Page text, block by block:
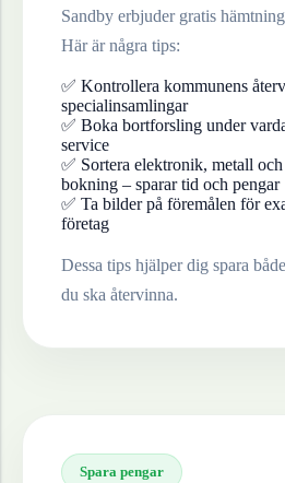
Sandby erbjuder gratis
Här är några tips:
✅ Kontrollera kommunens
specialinsamlingar
✅ Boka bortforsling under
service
✅ Sortera elektronik, metall
bokning – sparar tid och pengar
✅ Ta bilder på föremålen för
företag
Dessa tips hjälper dig spara
du ska återvinna.
Spara pengar